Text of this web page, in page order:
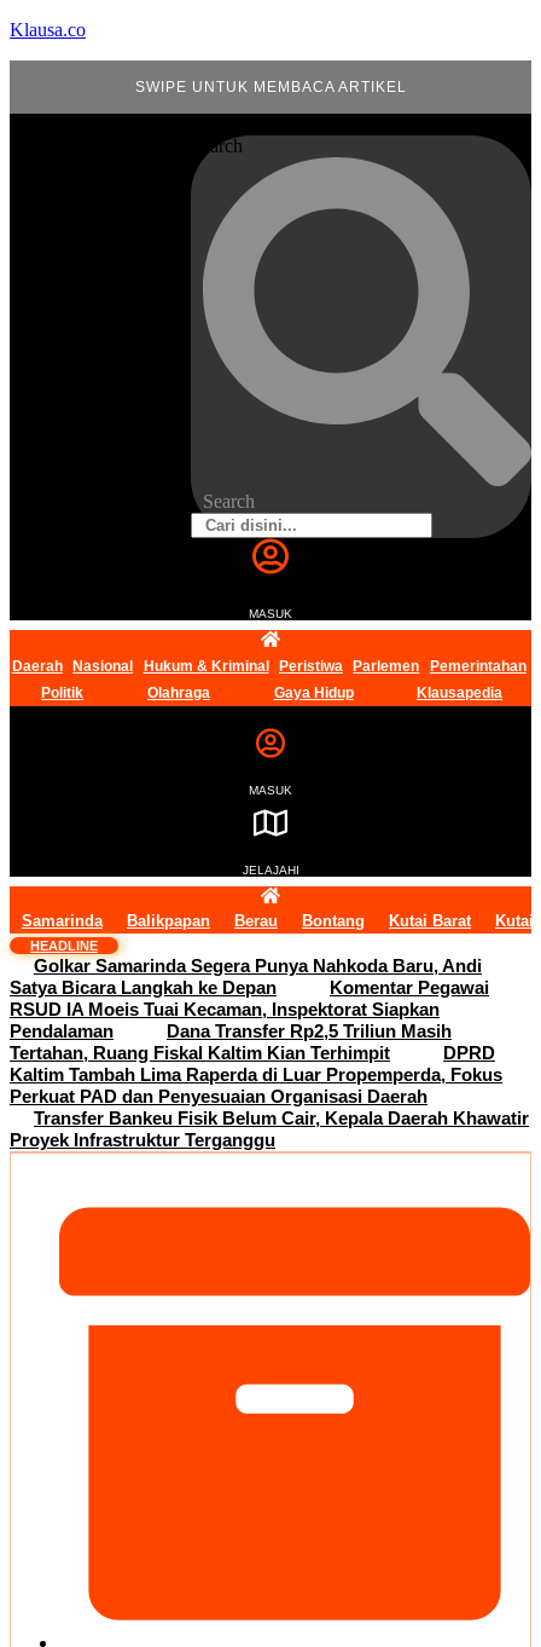
Klausa.co
SWIPE UNTUK MEMBACA ARTIKEL
Search
Search
MASUK
Daerah Nasional Hukum & Kriminal Peristiwa Parlemen
Pemerintahan
Politik
Olahraga Gaya Hidup Klausapedia
MASUK
JELAJAHI
Samarinda Balikpapan Berau Bontang Kutai Barat Kutai
HEADLINE
Golkar Samarinda Segera Punya Nahkoda Baru, Andi
Satya Bicara Langkah ke Depan
Komentar Pegawai
RSUD IA Moeis Tuai Kecaman, Inspektorat Siapkan
Pendalaman
Dana Transfer Rp2,5 Triliun Masih
Tertahan, Ruang Fiskal Kaltim Kian Terhimpit
DPRD
Kaltim Tambah Lima Raperda di Luar Propemperda, Fokus
Perkuat PAD dan Penyesuaian Organisasi Daerah
Transfer Bankeu Fisik Belum Cair, Kepala Daerah Khawatir
Proyek Infrastruktur Terganggu